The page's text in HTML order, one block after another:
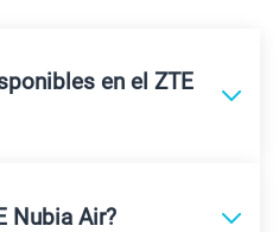
en el ZTE
Nubia Air?